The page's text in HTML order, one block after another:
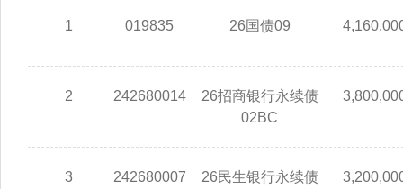
1 019835 26国债09
2 242680014
26招商银行永续债
02BC
3 242680007
26民生银行永续债